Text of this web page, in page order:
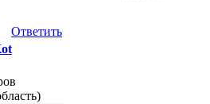
Ответить